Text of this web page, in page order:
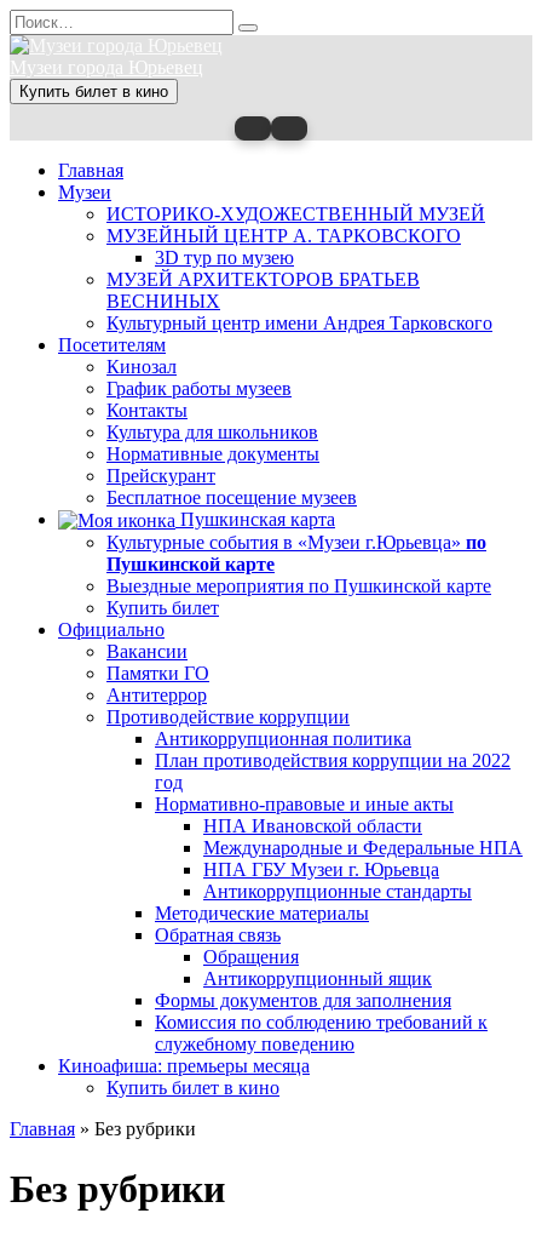
Перейти
к
содержанию
Search
for:
Музеи города Юрьевец
Купить билет в кино
Главная
Музеи
ИСТОРИКО-ХУДОЖЕСТВЕННЫЙ МУЗЕЙ
МУЗЕЙНЫЙ ЦЕНТР А. ТАРКОВСКОГО
3D тур по музею
МУЗЕЙ АРХИТЕКТОРОВ БРАТЬЕВ
ВЕСНИНЫХ
Культурный центр имени Андрея Тарковского
Посетителям
Кинозал
График работы музеев
Контакты
Культура для школьников
Нормативные документы
Прейскурант
Бесплатное посещение музеев
Пушкинская карта
Культурные события в «Музеи г.Юрьевца» по
Пушкинской карте
Выездные мероприятия по Пушкинской карте
Купить билет
Официально
Вакансии
Памятки ГО
Антитеррор
Противодействие коррупции
Антикоррупционная политика
План противодействия коррупции на 2022
год
Нормативно-правовые и иные акты
НПА Ивановской области
Международные и Федеральные НПА
НПА ГБУ Музеи г. Юрьевца
Антикоррупционные стандарты
Методические материалы
Обратная связь
Обращения
Антикоррупционный ящик
Формы документов для заполнения
Комиссия по соблюдению требований к
служебному поведению
Киноафиша: премьеры месяца
Купить билет в кино
Главная » Без рубрики
Без рубрики